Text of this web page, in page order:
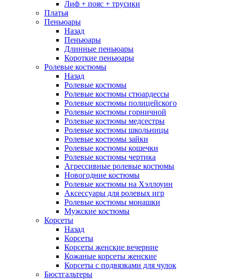
Лиф + пояс + трусики
Платья
Пеньюары
Назад
Пеньюары
Длинные пеньюары
Короткие пеньюары
Ролевые костюмы
Назад
Ролевые костюмы
Ролевые костюмы стюардессы
Ролевые костюмы полицейского
Ролевые костюмы горничной
Ролевые костюмы медсестры
Ролевые костюмы школьницы
Ролевые костюмы зайки
Ролевые костюмы кошечки
Ролевые костюмы чертика
Агрессивные ролевые костюмы
Новогодние костюмы
Ролевые костюмы на Хэллоуин
Аксессуары для ролевых игр
Ролевые костюмы монашки
Мужские костюмы
Корсеты
Назад
Корсеты
Корсеты женские вечерние
Кожаные корсеты женские
Корсеты с подвязками для чулок
Бюстгальтеры